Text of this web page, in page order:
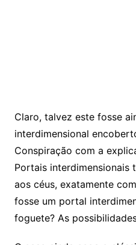
Claro, talvez este fosse
interdimensional
Conspiração com a
Portais interdimensionais
aos céus, exatamente
fosse um portal
foguete? As